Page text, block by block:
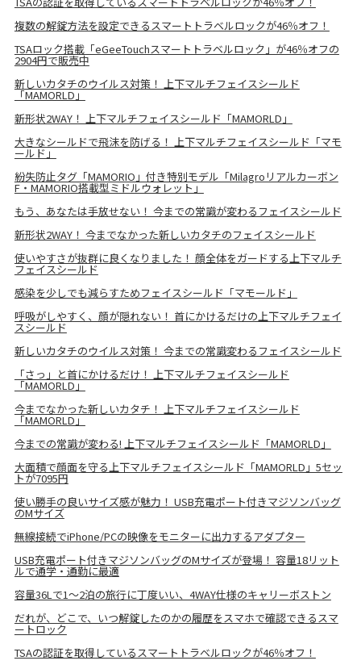
複数の解錠方法を設定できるスマートトラベルロックが46％オフ！
TSAロック搭載「eGeeTouchスマートトラベルロック」が46％オフの
2904円で販売中
新しいカタチのウイルス対策！ 上下マルチフェイスシールド
「MAMORLD」
新形状2WAY！ 上下マルチフェイスシールド「MAMORLD」
大きなシールドで飛沫を防げる！ 上下マルチフェイスシールド「マモ
ールド」
紛失防止タグ「MAMORIO」付き特別モデル「Milagroリアルカーボン
F・MAMORIO搭載型ミドルウォレット」
もう、あなたは手放せない！ 今までの常識が変わるフェイスシールド
新形状2WAY！ 今までなかった新しいカタチのフェイスシールド
使いやすさが抜群に良くなりました！ 顔全体をガードする上下マルチ
フェイスシールド
感染を少しでも減らすためフェイスシールド「マモールド」
呼吸がしやすく、顔が隠れない！ 首にかけるだけの上下マルチフェイ
スシールド
新しいカタチのウイルス対策！ 今までの常識変わるフェイスシールド
「さっ」と首にかけるだけ！ 上下マルチフェイスシールド
「MAMORLD」
今までなかった新しいカタチ！ 上下マルチフェイスシールド
「MAMORLD」
今までの常識が変わる! 上下マルチフェイスシールド「MAMORLD」
大面積で顔面を守る上下マルチフェイスシールド「MAMORLD」5セッ
トが7095円
使い勝手の良いサイズ感が魅力！ USB充電ポート付きマジソンバッグ
のMサイズ
無線接続でiPhone/PCの映像をモニターに出力するアダプター
USB充電ポート付きマジソンバッグのMサイズが登場！ 容量18リット
ルで通学・通勤に最適
容量36Lで1～2泊の旅行に丁度いい、4WAY仕様のキャリーボストン
だれが、どこで、いつ解錠したのかの履歴をスマホで確認できるスマ
ートロック
TSAの認証を取得しているスマートトラベルロックが46％オフ！